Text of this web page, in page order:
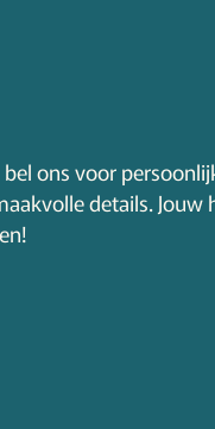
ons voor
details. Jouw